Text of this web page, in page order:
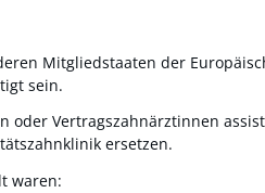
Mitgliedstaaten der
sein.
oder Vertragszahnärztinnen
ersetzen.
waren: